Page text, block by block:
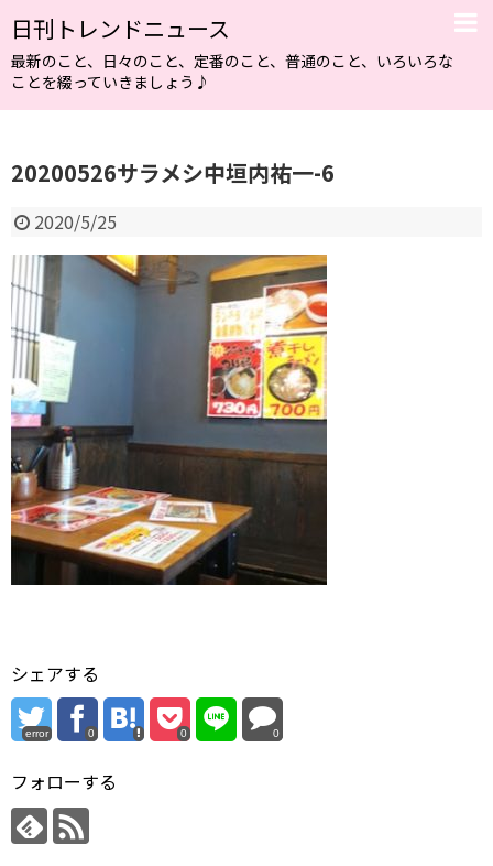
日刊トレンドニュース
最新のこと、日々のこと、定番のこと、普通のこと、いろいろな
ことを綴っていきましょう♪
20200526サラメシ中垣内祐一-6
2020/5/25
シェアする
error 0 0 0
フォローする